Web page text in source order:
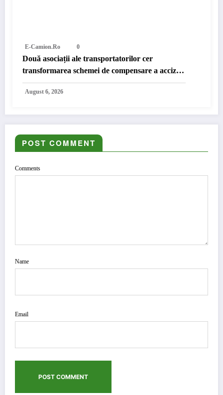
E-Camion.ro 0
Două asociații ale transportatorilor cer
transformarea schemei de compensare a accizei
în mecanism permanent
August 6, 2026
POST COMMENT
Comments
Name
Email